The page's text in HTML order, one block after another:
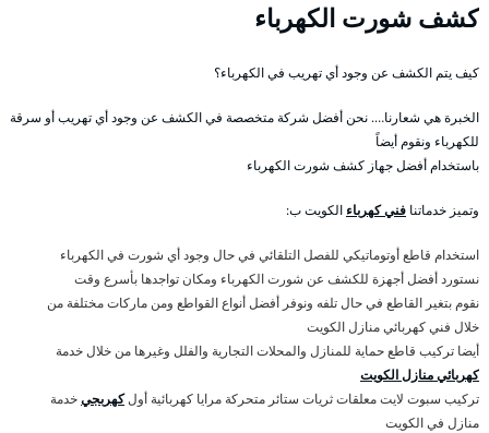
كشف شورت الكهرباء
كيف يتم الكشف عن وجود أي تهريب في الكهرباء؟
الخبرة هي شعارنا…. نحن أفضل شركة متخصصة في الكشف عن وجود أي تهريب أو سرقة
للكهرباء ونقوم أيضاً
باستخدام أفضل جهاز كشف شورت الكهرباء
وتميز خدماتنا فني كهرباء الكويت ب:
استخدام قاطع أوتوماتيكي للفصل التلقائي في حال وجود أي شورت في الكهرباء
نستورد أفضل أجهزة للكشف عن شورت الكهرباء ومكان تواجدها بأسرع وقت
نقوم بتغير القاطع في حال تلفه ونوفر أفضل أنواع القواطع ومن ماركات مختلفة من
خلال فني كهربائي منازل الكويت
أيضا تركيب قاطع حماية للمنازل والمحلات التجارية والفلل وغيرها من خلال خدمة
كهربائي منازل الكويت
تركيب سبوت لايت معلقات ثريات ستائر متحركة مرايا كهربائية أولكهربجيخدمة
منازل في الكويت